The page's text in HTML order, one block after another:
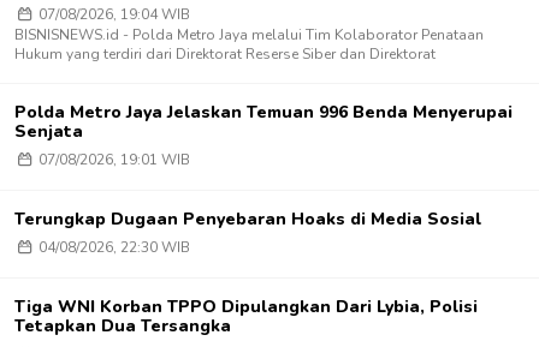
07/08/2026, 19:04 WIB
BISNISNEWS.id - Polda Metro Jaya melalui Tim Kolaborator Penataan
Hukum yang terdiri dari Direktorat Reserse Siber dan Direktorat
Polda Metro Jaya Jelaskan Temuan 996 Benda Menyerupai
Senjata
07/08/2026, 19:01 WIB
Terungkap Dugaan Penyebaran Hoaks di Media Sosial
04/08/2026, 22:30 WIB
Tiga WNI Korban TPPO Dipulangkan Dari Lybia, Polisi
Tetapkan Dua Tersangka